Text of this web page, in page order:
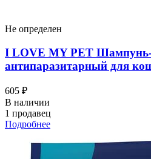
Не определен
I LOVЕ MY PET Шампунь-
антипаразитарный для
605 ₽
В наличии
1 продавец
Подробнее